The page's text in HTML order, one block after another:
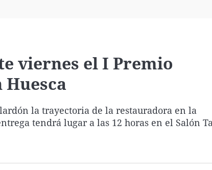
viernes el I Premio
Huesca
la trayectoria de la restauradora en la
tendrá lugar a las 12 horas en el Salón